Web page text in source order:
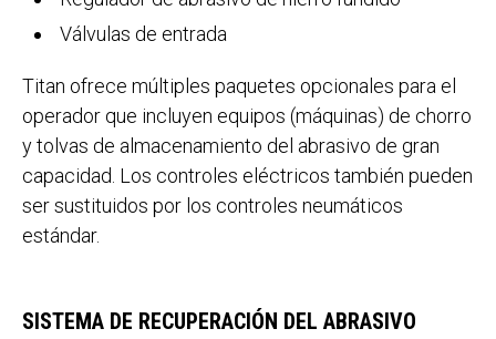
Válvulas de entrada
Titan ofrece múltiples paquetes opcionales para el
operador que incluyen equipos (máquinas) de chorro
y tolvas de almacenamiento del abrasivo de gran
capacidad. Los controles eléctricos también pueden
ser sustituidos por los controles neumáticos
estándar.
SISTEMA DE RECUPERACIÓN DEL ABRASIVO